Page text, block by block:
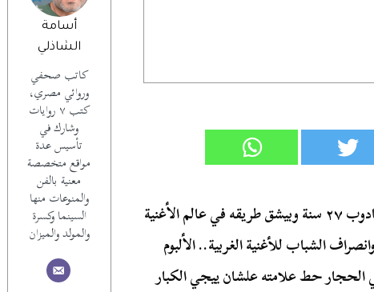
أسامة
الشاذلي
كاتب صحفي
وروائي مصري،
كتب ٧ روايات
وشارك في
تأسيس عدة
مواقع متخصصة
معنية بالفن
والمنوعات منها
السينما وكسرة
والمولد والميزان
سنة ٨١ على الحجار أطلق البوم أعذريني كان عنده يادوب ٢٧ سنة وبيشق طريقه في عالم الأغنية
الشباب للأغنية الغربية.. الألبوم
علي الحجار حط علامته علشان ييجي الكبار